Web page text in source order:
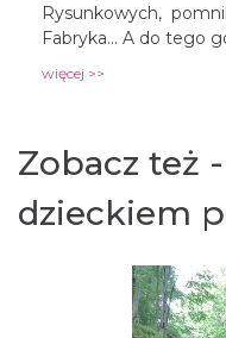
Rysunkowych,
Fabryka... A do tego
więcej >>
Zobacz też
dzieckiem